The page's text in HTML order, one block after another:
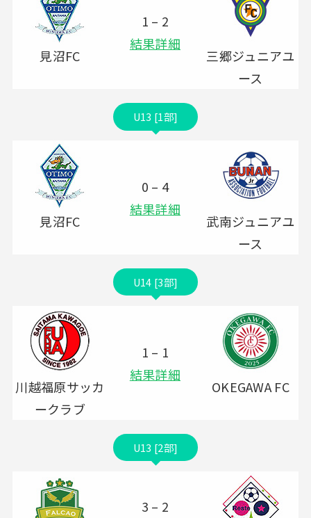
見沼FC
1 – 2
結果詳細
三郷ジュニアユ
ース
U13 [1部]
見沼FC
0 – 4
結果詳細
武南ジュニアユ
ース
U14 [3部]
川越福原サッカ
ークラブ
1 – 1
結果詳細
OKEGAWA FC
U13 [2部]
3 – 2